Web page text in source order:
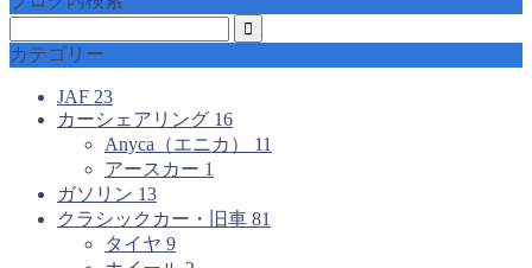
カテゴリー
JAF 23
カーシェアリング 16
Anyca（エニカ） 11
アースカー 1
ガソリン 13
クラシックカー・旧車 81
タイヤ 9